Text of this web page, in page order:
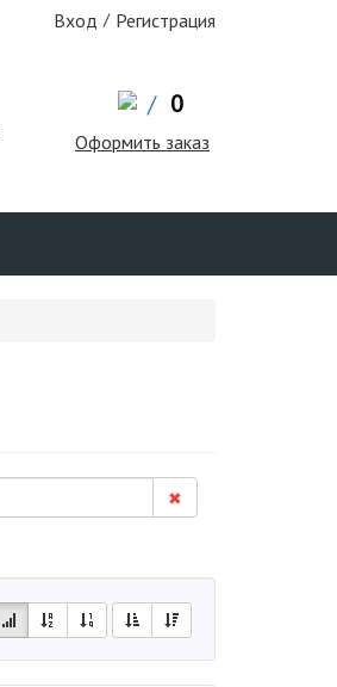
Вход / Регистрация
/ 0
Оформить заказ